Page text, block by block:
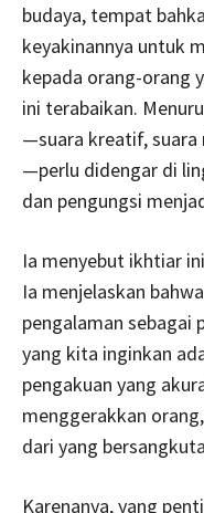
budaya, tempat
keyakinannya untuk
kepada orang-orang
ini terabaikan.
—suara kreatif, suara
—perlu didengar di
dan pengungsi
Ia menyebut ikhtiar
Ia menjelaskan
pengalaman sebagai
yang kita inginkan
pengakuan yang
menggerakkan
dari yang
Karenanya, yang